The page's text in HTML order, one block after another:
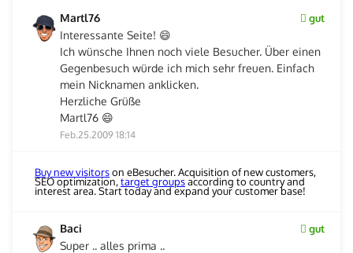
Martl76 gut
Interessante Seite! 😄
Ich wünsche Ihnen noch viele Besucher. Über einen
Gegenbesuch würde ich mich sehr freuen. Einfach
mein Nicknamen anklicken.
Herzliche Grüße
Martl76 😄
Feb.25.2009 18:14
Buy new visitorson eBesucher. Acquisition of new customers,
SEO optimization,target groupsaccording to country and
interest area. Start today and expand your customer base!
Baci gut
Super .. alles prima ..